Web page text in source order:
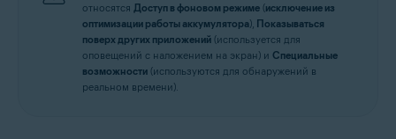
относятся Доступ в фоновом режиме (исключение из
оптимизации работы аккумулятора), Показываться
поверх других приложений (используется для
оповещений с наложением на экран) и Специальные
возможности (используются для обнаружений в
реальном времени).